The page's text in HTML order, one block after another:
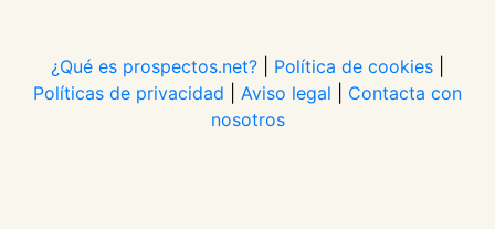
¿Qué es prospectos.net? Política de cookies
Políticas de privacidad
Aviso legal
Contacta con
nosotros